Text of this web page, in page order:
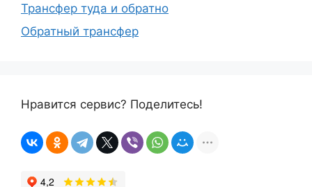
Трансфер туда и обратно
Обратный трансфер
Нравится сервис? Поделитесь!